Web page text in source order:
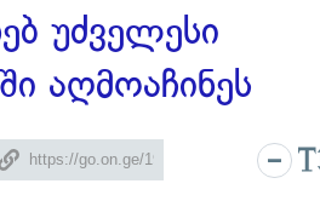
უძველესი
აღმოაჩინეს